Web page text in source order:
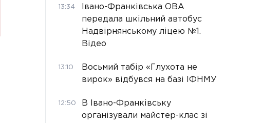
13:34
Івано-Франківська ОВА
передала шкільний автобус
Надвірнянському ліцею №1.
Відео
13:10
Восьмий табір «Глухота не
вирок» відбувся на базі ІФНМУ
12:50
В Івано-Франківську
організували майстер-клас зі